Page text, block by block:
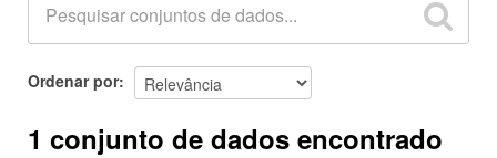
Grupos
Sobre
Ordenar por
1 conjunto de dados encontrado